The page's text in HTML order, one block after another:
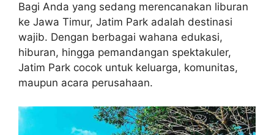
Bagi Anda yang sedang merencanakan liburan
ke Jawa Timur, Jatim Park adalah destinasi
wajib. Dengan berbagai wahana edukasi,
hiburan, hingga pemandangan spektakuler,
Jatim Park cocok untuk keluarga, komunitas,
maupun acara perusahaan.